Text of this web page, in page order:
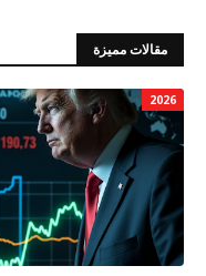
مقالات مميزة
2026